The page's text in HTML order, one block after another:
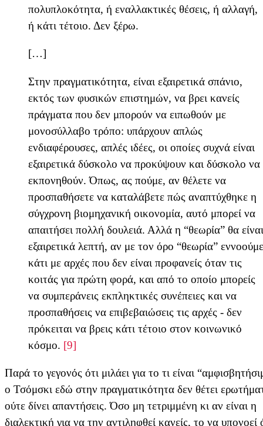
πολυπλοκότητα, ή εναλλακτικές θέσεις, ή αλλαγή,
ή κάτι τέτοιο. Δεν ξέρω.
[…]
Στην πραγματικότητα, είναι εξαιρετικά σπάνιο,
εκτός των φυσικών επιστημών, να βρει κανείς
πράγματα που δεν μπορούν να ειπωθούν με
μονοσύλλαβο τρόπο: υπάρχουν απλώς
ενδιαφέρουσες, απλές ιδέες, οι οποίες συχνά είναι
εξαιρετικά δύσκολο να προκύψουν και δύσκολο να
εκπονηθούν. Όπως, ας πούμε, αν θέλετε να
προσπαθήσετε να καταλάβετε πώς αναπτύχθηκε η
σύγχρονη βιομηχανική οικονομία, αυτό μπορεί να
απαιτήσει πολλή δουλειά. Αλλά η “θεωρία” θα είναι
εξαιρετικά λεπτή, αν με τον όρο “θεωρία” εννοούμε
κάτι με αρχές που δεν είναι προφανείς όταν τις
κοιτάς για πρώτη φορά, και από το οποίο μπορείς
να συμπεράνεις εκπληκτικές συνέπειες και να
προσπαθήσεις να επιβεβαιώσεις τις αρχές - δεν
πρόκειται να βρεις κάτι τέτοιο στον κοινωνικό
κόσμο. [9]
Παρά το γεγονός ότι μιλάει για το τι είναι
ο Τσόμσκι εδώ στην πραγματικότητα δεν θέτει
ούτε δίνει απαντήσεις. Όσο μη τετριμμένη κι αν είναι η
διαλεκτική για να την αντιληφθεί κανείς, το να υπονοεί